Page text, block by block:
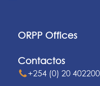
ORPP Offices
Contactos
+254 (0) 20